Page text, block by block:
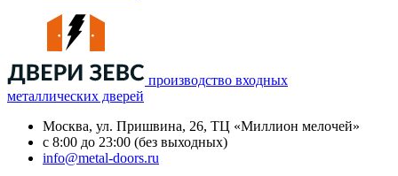
производство входных
металлических дверей
Москва, ул. Пришвина, 26, ТЦ «Миллион мелочей»
с 8:00 до 23:00 (без выходных)
info@metal-doors.ru